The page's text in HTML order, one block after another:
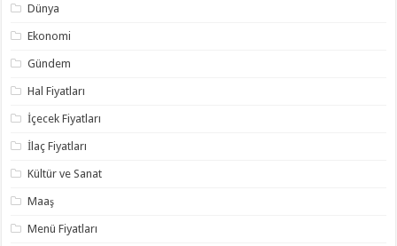
Dünya
Ekonomi
Gündem
Hal Fiyatları
İçecek Fiyatları
İlaç Fiyatları
Kültür ve Sanat
Maaş
Menü Fiyatları